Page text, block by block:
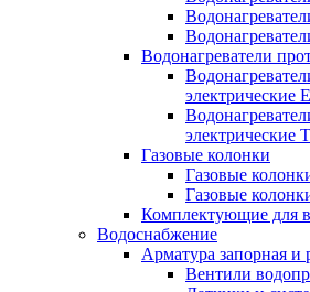
Водонагреватели
электрические
электрические
Газовые колонки
Газовые
Газовые
Комплектующие для
Водоснабжение
Арматура запорная и
Вентили